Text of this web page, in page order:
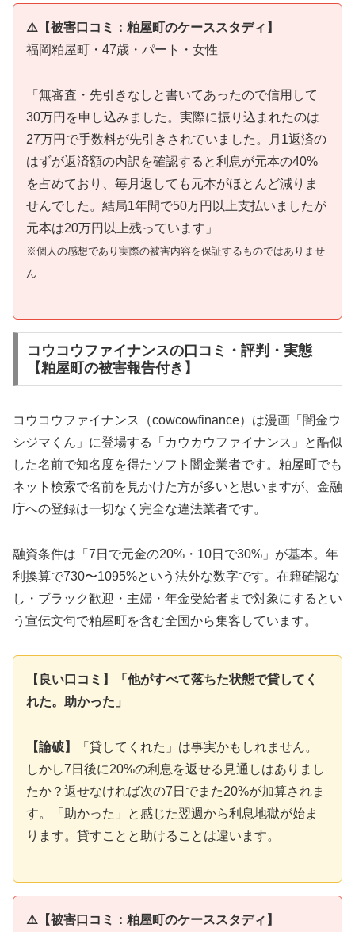
⚠️【被害口コミ：粕屋町のケーススタディ】
福岡粕屋町・47歳・パート・女性
「無審査・先引きなしと書いてあったので信用して
30万円を申し込みました。実際に振り込まれたのは
27万円で手数料が先引きされていました。月1返済の
はずが返済額の内訳を確認すると利息が元本の40%
を占めており、毎月返しても元本がほとんど減りま
せんでした。結局1年間で50万円以上支払いましたが
元本は20万円以上残っています」
※個人の感想であり実際の被害内容を保証するものではありませ
ん
コウコウファイナンスの口コミ・評判・実態
【粕屋町の被害報告付き】
コウコウファイナンス（cowcowfinance）は漫画「闇金ウ
シジマくん」に登場する「カウカウファイナンス」と酷似
した名前で知名度を得たソフト闇金業者です。粕屋町でも
ネット検索で名前を見かけた方が多いと思いますが、金融
庁への登録は一切なく完全な違法業者です。
融資条件は「7日で元金の20%・10日で30%」が基本。年
利換算で730〜1095%という法外な数字です。在籍確認な
し・ブラック歓迎・主婦・年金受給者まで対象にするとい
う宣伝文句で粕屋町を含む全国から集客しています。
【良い口コミ】「他がすべて落ちた状態で貸してく
れた。助かった」
【論破】
「貸してくれた」は事実かもしれません。
しかし7日後に20%の利息を返せる見通しはありまし
たか？返せなければ次の7日でまた20%が加算されま
す。「助かった」と感じた翌週から利息地獄が始ま
ります。貸すことと助けることは違います。
⚠️【被害口コミ：粕屋町のケーススタディ】